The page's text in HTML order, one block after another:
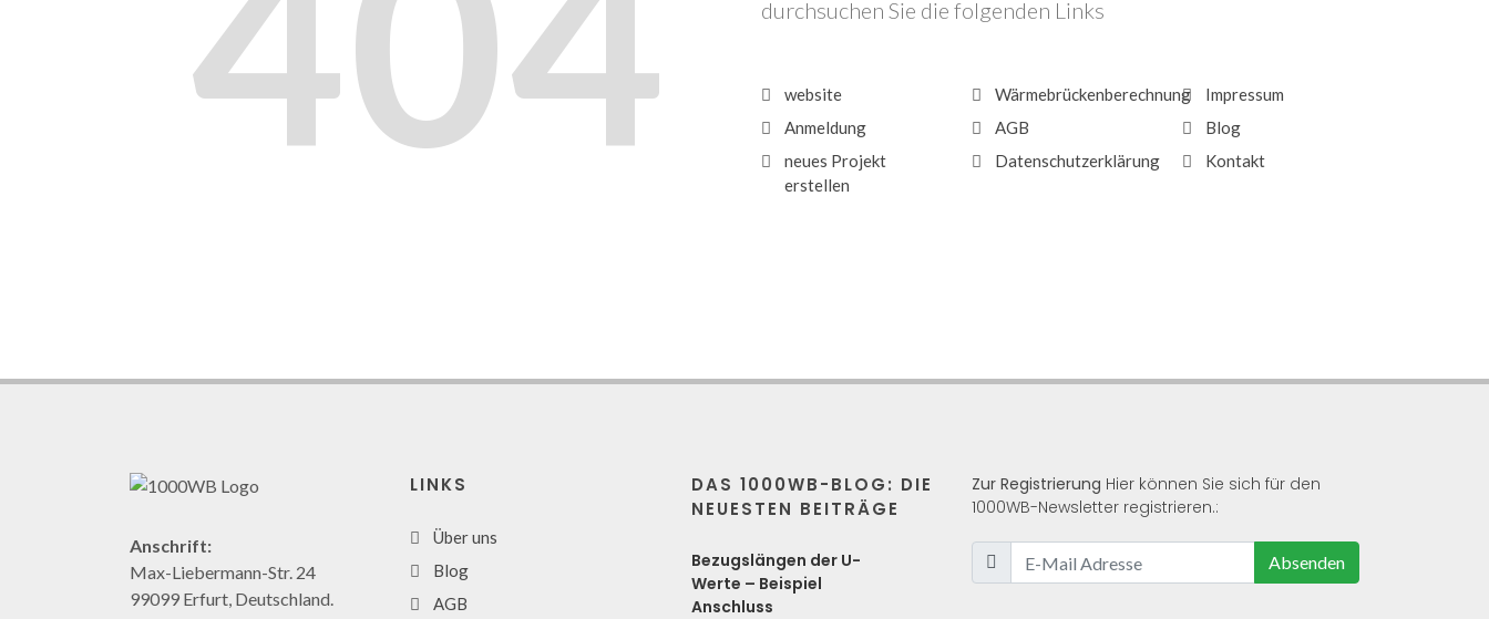
durchsuchen Sie die folgenden Links
website
Anmeldung
neues Projekt
erstellen
Wärmebrückenberechnung
AGB
Datenschutzerklärung
Impressum
Blog
Kontakt
Anschrift:
Max-Liebermann-Str. 24
99099 Erfurt, Deutschland.
LINKS
Über uns
Blog
AGB
DAS 1000WB-BLOG: DIE
NEUESTEN BEITRÄGE
Bezugslängen der U-
Werte – Beispiel
Anschluss
Zur Registrierung Hier können Sie sich für den
1000WB-Newsletter registrieren.:
Absenden